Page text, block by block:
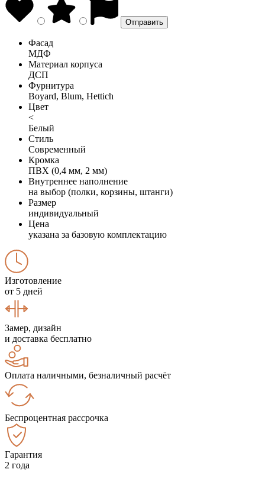
Фасад
МДФ
Материал корпуса
ДСП
Фурнитура
Boyard, Blum, Hettich
Цвет
<
Белый
Стиль
Современный
Кромка
ПВХ (0,4 мм, 2 мм)
Внутреннее наполнение
на выбор (полки, корзины, штанги)
Размер
индивидуальный
Цена
указана за базовую комплектацию
Изготовление
от 5 дней
Замер, дизайн
и доставка бесплатно
Оплата наличными, безналичный расчёт
Беспроцентная рассрочка
Гарантия
2 года